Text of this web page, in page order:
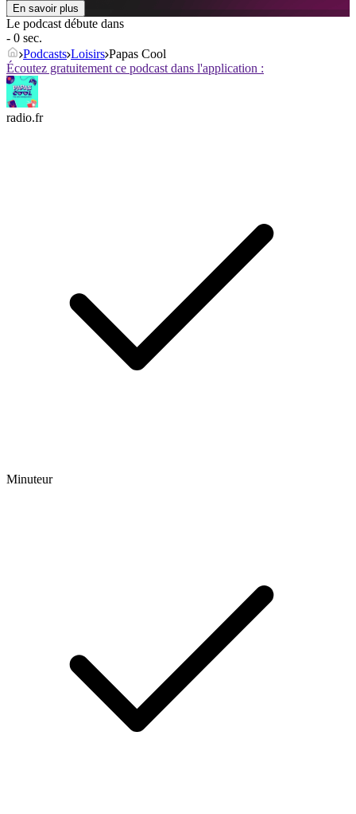
En savoir plus
Le podcast débute dans
- 0 sec.
Podcasts Loisirs Papas Cool
Écoutez gratuitement ce podcast dans l'application :
radio.fr
Minuteur